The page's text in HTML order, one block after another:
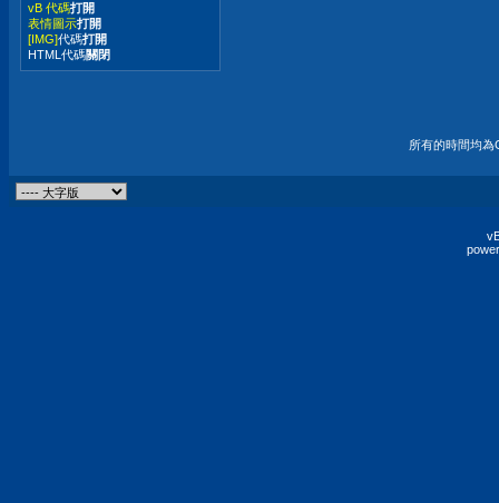
vB 代碼打開
表情圖示打開
[IMG]代碼打開
HTML代碼關閉
所有的時間均為